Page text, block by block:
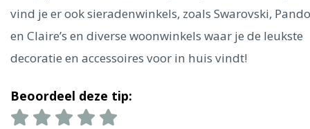
vind je er ook sieradenwinkels, zoals Swarovski,
en Claire’s en diverse woonwinkels waar je de leukste
decoratie en accessoires voor in huis vindt!
Beoordeel deze tip: